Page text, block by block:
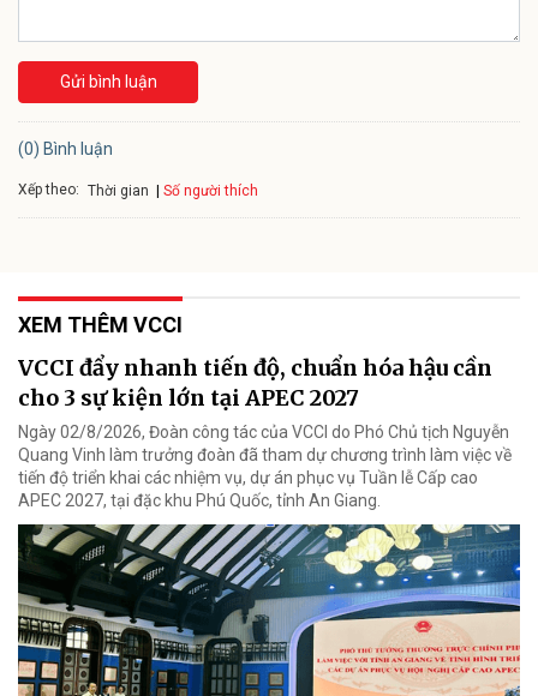
Gửi bình luận
(0) Bình luận
Xếp theo: Thời gian Số người thích
XEM THÊM VCCI
VCCI đẩy nhanh tiến độ, chuẩn hóa hậu cần
cho 3 sự kiện lớn tại APEC 2027
Ngày 02/8/2026, Đoàn công tác của VCCI do Phó Chủ tịch Nguyễn
Quang Vinh làm trưởng đoàn đã tham dự chương trình làm việc về
tiến độ triển khai các nhiệm vụ, dự án phục vụ Tuần lễ Cấp cao
APEC 2027, tại đặc khu Phú Quốc, tỉnh An Giang.